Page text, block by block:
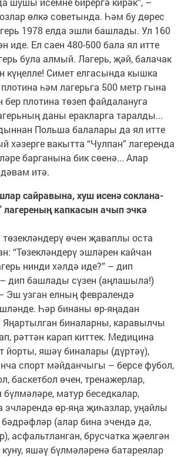
өлкә советында. Һәм бу дөрес
1978 елда эшли башлады. Ул 160
иде. Ел саен 480-500 бала ял итте
була алмый. Лагерь, җәй, балачак
күңелле! Симет елгасында кышка
һәм лагерьга 500 метр гына
бер плотина төзеп файдалануга
даны еракларга таралды...
Польша балалары да ял итте
хәзерге вакытта “Чулпан” лагеренда
барганына бик сөенә... Алар
итә.
сайравына, хуш исенә соклана-
лагереның капкасын ачып эчкә
өчен җаваплы оста
“Төзекләндерү эшләрен кайчан
нинди хәлдә иде?” – дип
дип башлады сүзен (аңлашыла!)
Эш узган елның февралендә
Һәр бинаны өр-яңадан
Яңартылган биналарны, каравылчы
рәттән карап киттек. Медицина
йорты, яшәү биналары (дүртәү),
спорт мәйданчыгы – берсе фубол,
баскетбол өчен, тренажерлар,
матур беседкалар,
эчләрендә өр-яңа җиһазлар, уңайлы
(алар бина эчендә дә,
асфальтланган, брусчатка җәелгән
яшәү бүлмәләренә батареялар